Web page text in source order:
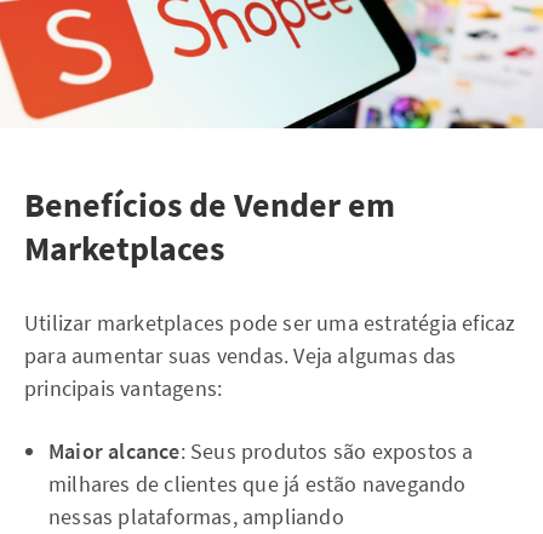
Benefícios de Vender em
Marketplaces
Utilizar marketplaces pode ser uma estratégia eficaz
para aumentar suas vendas. Veja algumas das
principais vantagens:
Maior alcance: Seus produtos são expostos a
milhares de clientes que já estão navegando
nessas plataformas, ampliando